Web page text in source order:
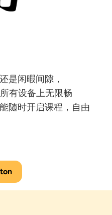
是闲暇间隙，
有设备上无限畅
随时开启课程，自由